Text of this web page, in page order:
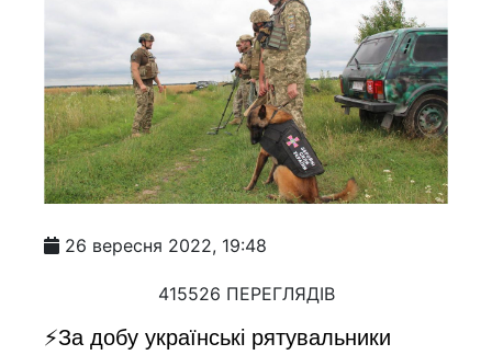
26 вересня 2022, 19:48
415526 ПЕРЕГЛЯДІВ
⚡️За добу українські рятувальники